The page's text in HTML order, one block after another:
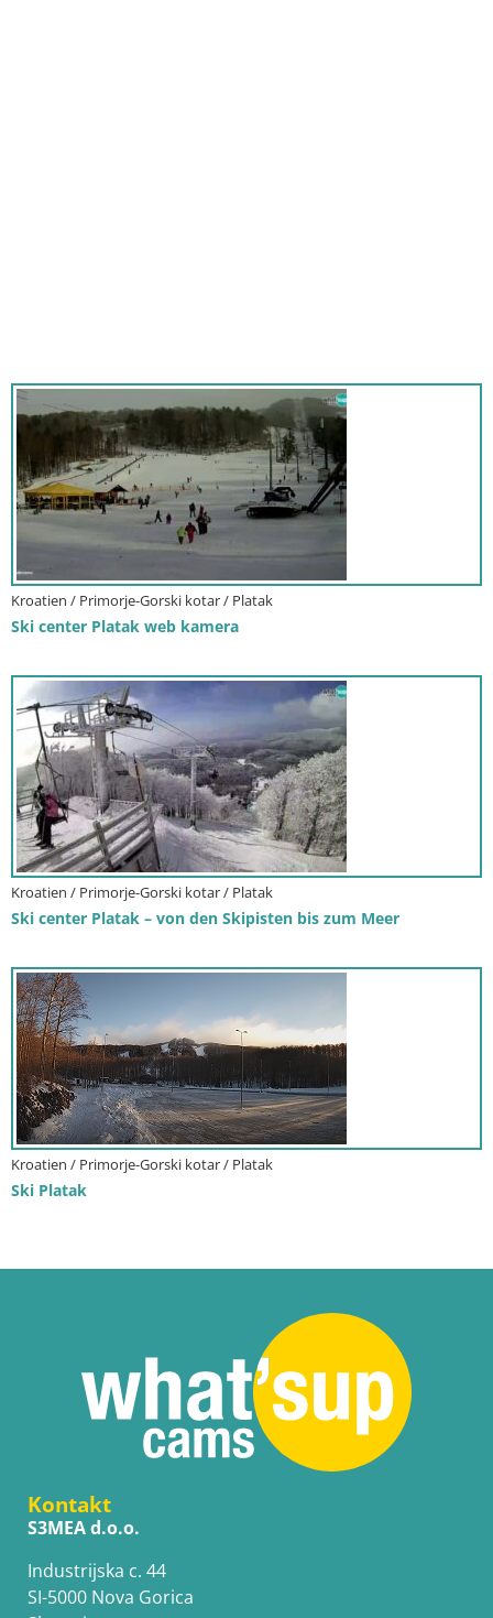
Kroatien / Primorje-Gorski kotar / Platak
Ski center Platak web kamera
Kroatien / Primorje-Gorski kotar / Platak
Ski center Platak – von den Skipisten bis zum Meer
Kroatien / Primorje-Gorski kotar / Platak
Ski Platak
Kontakt
S3MEA d.o.o.
Industrijska c. 44
SI-5000 Nova Gorica